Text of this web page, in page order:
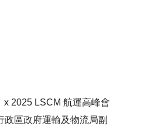
2025 LSCM 航運高峰會